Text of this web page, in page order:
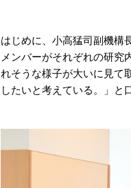
はじめに、小高猛司副機構
メンバーがそれぞれの研究
れそうな様子が大いに見て
したいと考えている。」と